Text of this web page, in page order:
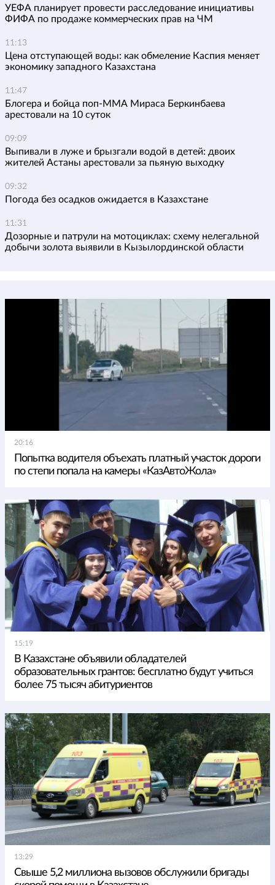
УЕФА планирует провести расследование инициативы
ФИФА по продаже коммерческих прав на ЧМ
11:13
Цена отступающей воды: как обмеление Каспия меняет
экономику западного Казахстана
11:47
Блогера и бойца поп-ММА Мираса Беркинбаева
арестовали на 10 суток
09:09
Выпивали в луже и брызгали водой в детей: двоих
жителей Астаны арестовали за пьяную выходку
09:32
Погода без осадков ожидается в Казахстане
11:31
Дозорные и патрули на мотоциклах: схему нелегальной
добычи золота выявили в Кызылординской области
20:16
Попытка водителя объехать платный участок дороги
по степи попала на камеры «КазАвтоЖола»
15:19
В Казахстане объявили обладателей
образовательных грантов: бесплатно будут учиться
более 75 тысяч абитуриентов
13:29
Свыше 5,2 миллиона вызовов обслужили бригады